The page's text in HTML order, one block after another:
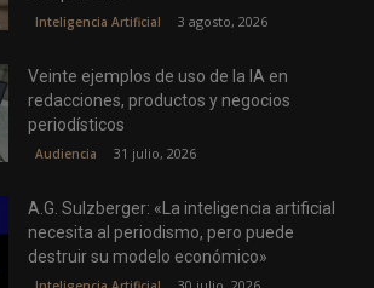
Inteligencia Artificial 3 agosto, 2026
Veinte ejemplos de uso de la IA en
redacciones, productos y negocios
periodísticos
Audiencia 31 julio, 2026
A.G. Sulzberger: «La inteligencia artificial
necesita al periodismo, pero puede
destruir su modelo económico»